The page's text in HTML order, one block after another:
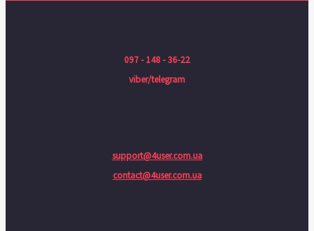
097 - 148 - 36-22
viber/telegram
support@4user.com.ua
contact@4user.com.ua